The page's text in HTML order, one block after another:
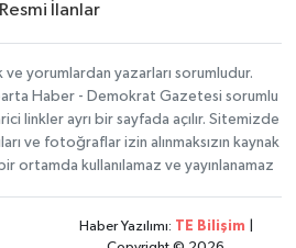
Resmi İlanlar
ve yorumlardan yazarları sorumludur.
Haber - Demokrat Gazetesi sorumlu
linkler ayrı bir sayfada açılır. Sitemizde
ve fotoğraflar izin alınmaksızın kaynak
ortamda kullanılamaz ve yayınlanamaz
Haber Yazılımı: TE Bilişim